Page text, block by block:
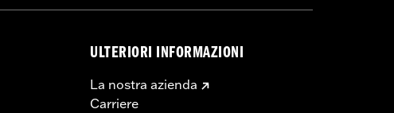
ULTERIORI INFORMAZIONI
La nostra azienda
Carriere